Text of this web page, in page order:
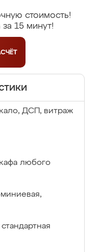
стоимость!
15 минут!
ДСП, витраж
любого
стандартная